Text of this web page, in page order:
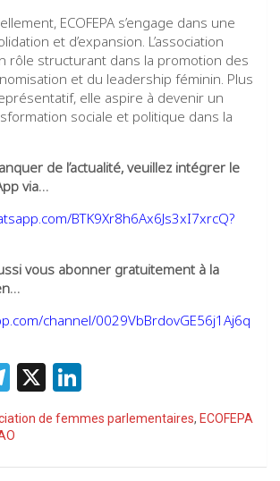
ECOFEPA s’engage dans une
et d’expansion. L’association
rôle structurant dans la promotion des
et du leadership féminin. Plus
elle aspire à devenir un
sociale et politique dans la
de l’actualité, veuillez intégrer le
via…
BTK9Xr8h6Ax6Js3xI7xrcQ?
vous abonner gratuitement à la
channel/0029VbBrdovGE56j1Aj6q
T
el
e
gr
X
ke
dI
de femmes parlementaires, ECOFEPA